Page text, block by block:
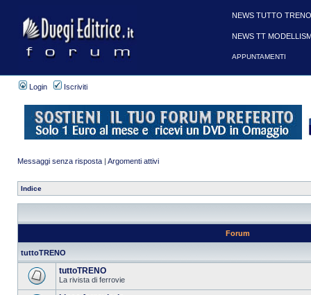
Login Iscriviti
Messaggi senza risposta | Argomenti attivi
Indice
Forum
tuttoTRENO
tuttoTRENO
La rivista di ferrovie
NEWS TUTTO
NEWS TT
APPUNTAMENTI